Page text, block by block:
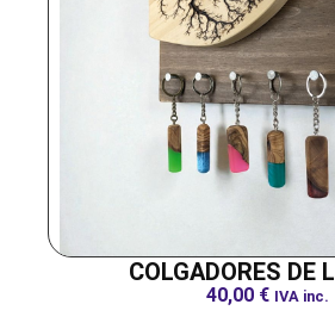
COLGADORES DE
40,00 € IVA inc.